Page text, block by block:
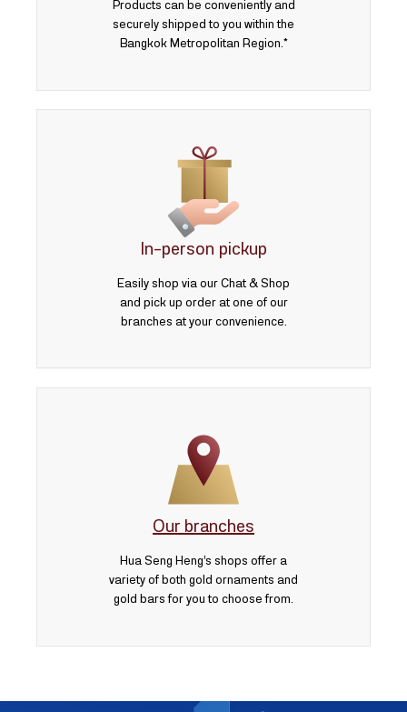
Products can be conveniently and
securely shipped to you within the
Bangkok Metropolitan Region.*
In-person pickup
Easily shop via our Chat & Shop
and pick up order at one of our
branches at your convenience.
Our branches
Hua Seng Heng’s shops offer a
variety of both gold ornaments and
gold bars for you to choose from.